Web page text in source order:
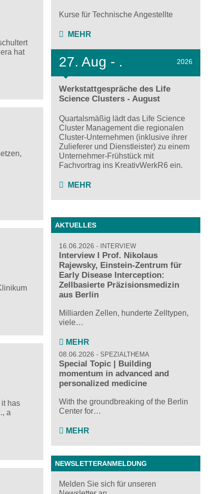
hat
has
a
Kurse für Technische Angestellte
MEHR
27. Aug - . 2026
Werkstattgespräche des Life
Science Clusters - August
Quartalsmäßig lädt das Life Science
Cluster Management die regionalen
Cluster-Unternehmen (inklusive ihrer
Zulieferer und Dienstleister) zu einem
Unternehmer-Frühstück mit
Fachvortrag ins KreativWerkR6 ein.
MEHR
AKTUELLES
16.06.2026 INTERVIEW
Interview I Prof. Nikolaus
Rajewsky, Einstein-Zentrum für
Early Disease Interception:
Zellbasierte Präzisionsmedizin
aus Berlin
Milliarden Zellen, hunderte Zelltypen,
viele…
MEHR
08.06.2026 SPEZIALTHEMA
Special Topic | Building
momentum in advanced and
personalized medicine
With the groundbreaking of the Berlin
Center for…
MEHR
NEWSLETTERANMELDUNG
Melden Sie sich für unseren